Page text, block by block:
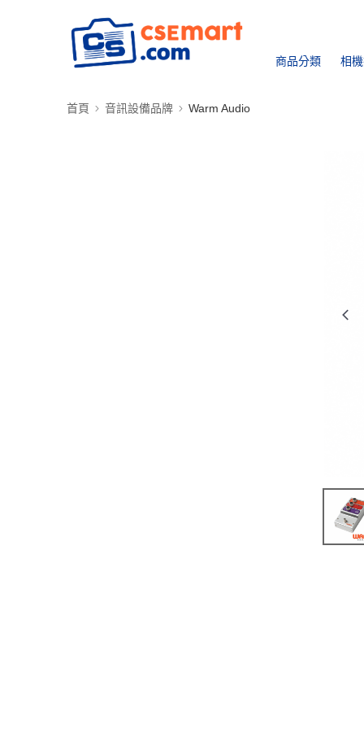
商品分類 相
首頁 音訊設備品牌 Warm Audio